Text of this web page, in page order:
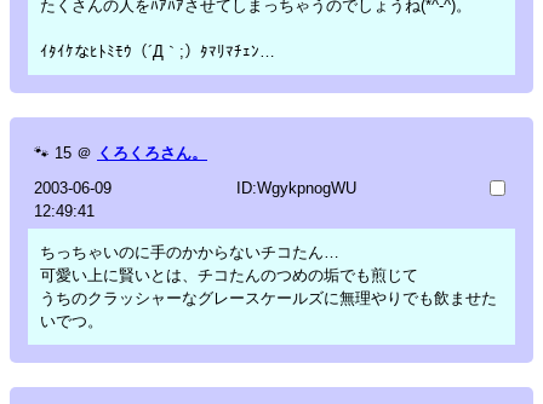
たくさんの人をﾊｱﾊｱさせてしまっちゃうのでしょうね(*^-^)。
ｲﾀｲｹなﾋﾄﾐﾓｳ（´Д｀;）ﾀﾏﾘﾏﾁｪﾝ…
🐾 15 ＠ くろくろさん。
2003-06-09
12:49:41
ID:WgykpnogWU
ちっちゃいのに手のかからないチコたん…
可愛い上に賢いとは、チコたんのつめの垢でも煎じて
うちのクラッシャーなグレースケールズに無理やりでも飲ませた
いでつ。